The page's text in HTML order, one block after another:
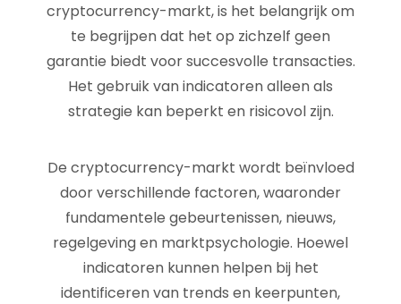
cryptocurrency-markt, is het belangrijk om
te begrijpen dat het op zichzelf geen
garantie biedt voor succesvolle transacties.
Het gebruik van indicatoren alleen als
strategie kan beperkt en risicovol zijn.
De cryptocurrency-markt wordt beïnvloed
door verschillende factoren, waaronder
fundamentele gebeurtenissen, nieuws,
regelgeving en marktpsychologie. Hoewel
indicatoren kunnen helpen bij het
identificeren van trends en keerpunten,